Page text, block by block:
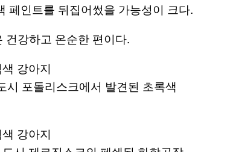
페인트를 뒤집어썼을 가능성이 크다.
건강하고 온순한 편이다.
포돌리스크에서 발견된 초록색